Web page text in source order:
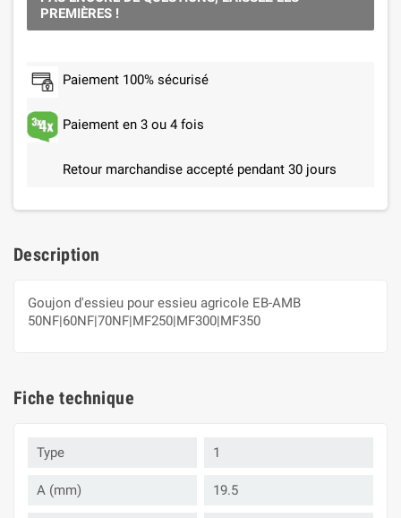
PREMIÈRES !
Paiement 100% sécurisé
Paiement en 3 ou 4 fois
Retour marchandise accepté pendant 30 jours
Description
Goujon d'essieu pour essieu agricole EB-AMB
50NF|60NF|70NF|MF250|MF300|MF350
Fiche technique
Type 1
A (mm) 19.5